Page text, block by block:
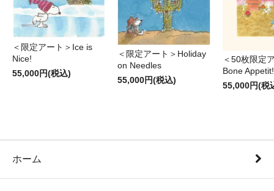
＜限定アート＞Ice is
Nice!
55,000円(税込)
＜限定アート＞Holiday
on Needles
55,000円(税込)
＜50枚限定
Bone Appetit!
55,000円(税
ホーム